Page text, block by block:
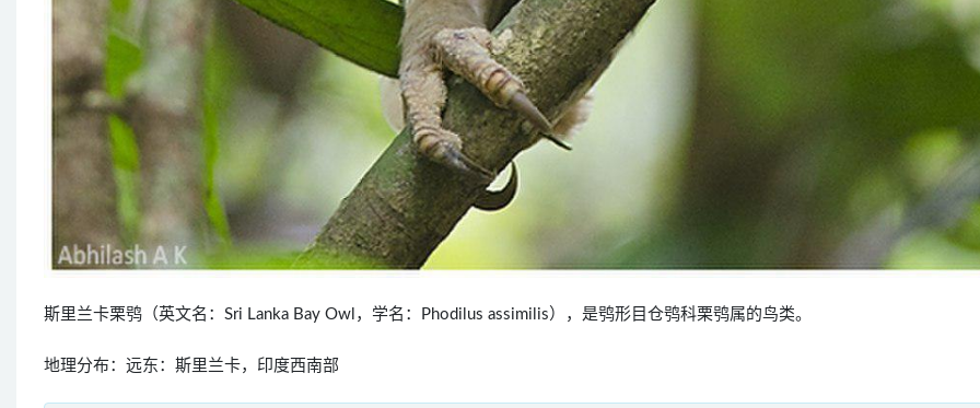
斯里兰卡栗鸮（英文名：Sri Lanka Bay Owl，学名：Phodilus assimilis），是鸮形目仓鸮科栗鸮属的鸟类。
地理分布：远东：斯里兰卡，印度西南部